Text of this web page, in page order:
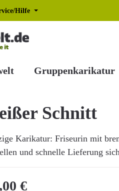
Hilfe
Gruppenkarikatur
Schnitt
Karikatur: Friseurin mit
und schnelle Lieferung
Preis:
€